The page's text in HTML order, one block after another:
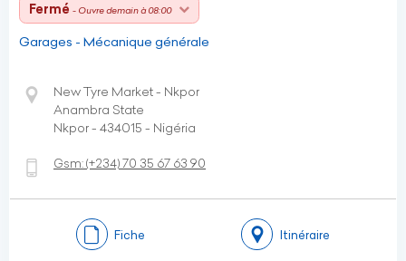
Fermé - Ouvre demain à 08:00
Garages - Mécanique générale
New Tyre Market - Nkpor
Anambra State
Nkpor - 434015 - Nigéria
Gsm:(+234)70 35 67 63 90
Fiche Itinéraire